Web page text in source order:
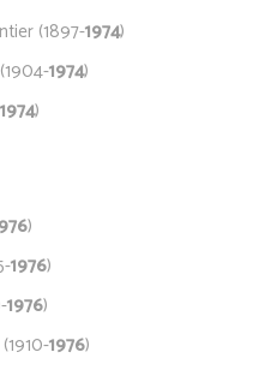
(1897-1974)
1974)
1974)
)
1976)
1976)
1976)